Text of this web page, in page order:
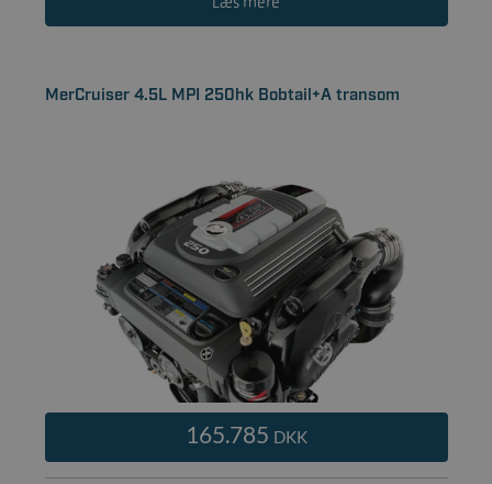
MerCruiser 4.5L MPI 250hk Bobtail+A transom
165.785 DKK